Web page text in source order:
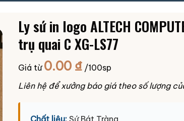
Ly sứ in logo ALTECH
trụ quai C XG-LS77
Giá từ 0.00 ₫ /100sp
Liên hệ để xưởng báo giá theo số lượng